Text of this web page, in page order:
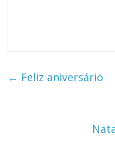
← Feliz aniversário